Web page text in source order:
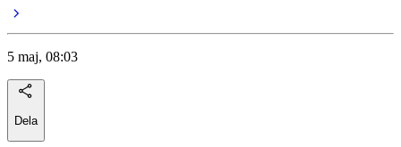
5 maj, 08:03
Dela